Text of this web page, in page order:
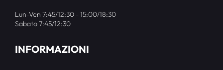
Lun-Ven 7:45/12:30 - 15:00/18:30
Sabato 7:45/12:30
INFORMAZIONI